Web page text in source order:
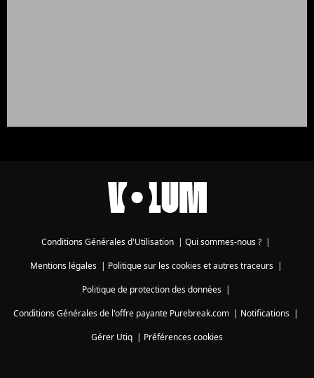
Conditions Générales d'Utilisation Qui sommes-nous ?
Mentions légales| Politique sur les cookies et autres traceurs|
Politique de protection des données|
Conditions Générales de l'offre payante Purebreak.com
Notifications
Gérer Utiq
Préférences cookies